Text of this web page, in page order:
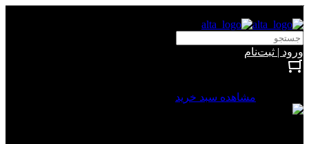
ورود | ثبت‌نام
مشاهده سبد خرید